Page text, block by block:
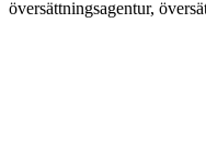
översättningsagentur,